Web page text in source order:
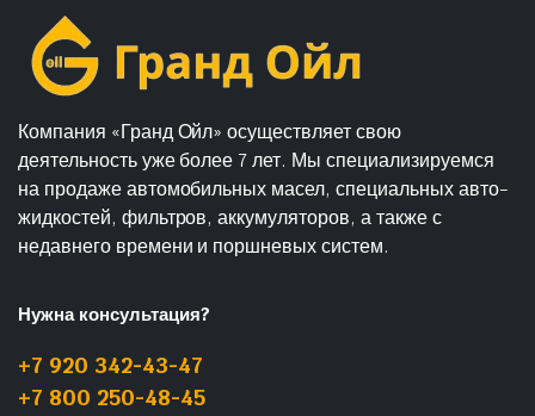
Компания «Гранд Ойл» осуществляет свою
деятельность уже более 7 лет. Мы специализируемся
на продаже автомобильных масел, специальных авто-
жидкостей, фильтров, аккумуляторов, а также с
недавнего времени и поршневых систем.
Нужна консультация?
+7 920 342-43-47
+7 800 250-48-45